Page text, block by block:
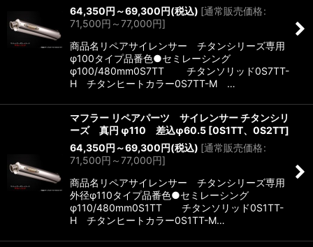
64,350円 ～69,300円(税込) [通常販売価格:
71,500円 ～77,000円]
商品名リペアサイレンサー チタンシリーズ専用
φ100タイプ品番色●セミレーシング
φ100/480mm0S7TT チタンソリッド0S7TT-
H チタンヒートカラー0S7TT-M …
マフラー リペアパーツ サイレンサー チタンシリ
ーズ 真円 φ110 差込φ60.5 [0S1TT、0S2TT]
64,350円 ～69,300円(税込) [通常販売価格:
71,500円 ～77,000円]
商品名リペアサイレンサー チタンシリーズ専用
外径φ110タイプ品番色●セミレーシング
φ110/480mm0S1TT チタンソリッド0S1TT-
H チタンヒートカラー0S1TT-M…